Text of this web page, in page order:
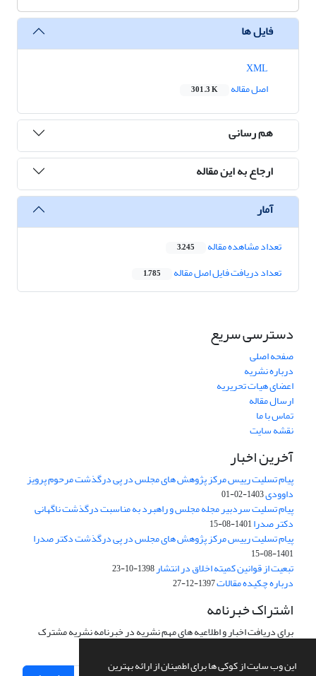
این وب سایت از کوکی ها برای اطمینان از ارائه بهترین
فایل ها
اصل مقاله
301.3 K
هم رسانی
ارجاع به این مقاله
آمار
تعداد مشاهده مقاله 3,245
تعداد دریافت فایل اصل مقاله 1,785
دسترسی سریع
صفحه اصلی
درباره نشریه
اعضای هیات تحریریه
ارسال مقاله
تماس با ما
نقشه سایت
آخرین اخبار
پیام تسلیت رییس مرکز پژوهش های مجلس در پی درگذشت مرحوم پرویز
داوودی1403-02-01
پیام تسلیت سردبیر مجله مجلس و راهبرد به مناسبت درگذشت ناگهانی
دکتر صدرا1401-08-15
پیام تسلیت رییس مرکز پژوهش های مجلس در پی درگذشت دکتر صدرا
1401-08-15
تبعیت از قوانین کمیته اخلاق در انتشار1398-10-23
درباره چکیده مقالات1397-12-27
اشتراک خبرنامه
برای دریافت اخبار و اطلاعیه های مهم نشریه در خبرنامه نشریه مشترک